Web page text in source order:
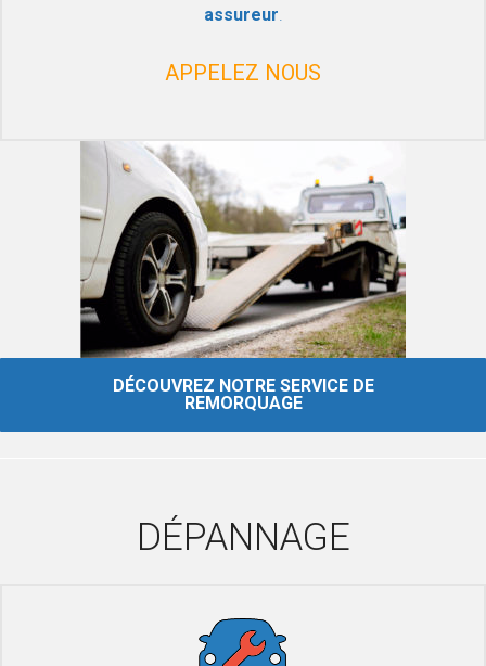
assureur.
APPELEZ NOUS
DÉCOUVREZ NOTRE SERVICE DE
REMORQUAGE
DÉPANNAGE